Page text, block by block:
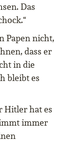
Das
Papen nicht,
dass er
in die
bleibt es
Hitler hat es
immer